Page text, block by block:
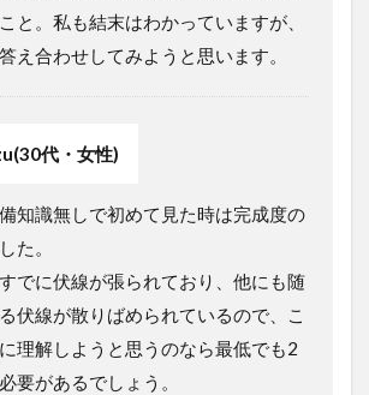
と。私も結末はわかっていますが、
え合わせしてみようと思います。
代・女性)
知識無しで初めて見た時は完成度の
た。
でに伏線が張られており、他にも随
伏線が散りばめられているので、こ
理解しようと思うのなら最低でも2
要があるでしょう。